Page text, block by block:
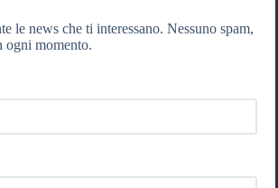
le news che ti interessano. Nessuno spam,
ogni momento.